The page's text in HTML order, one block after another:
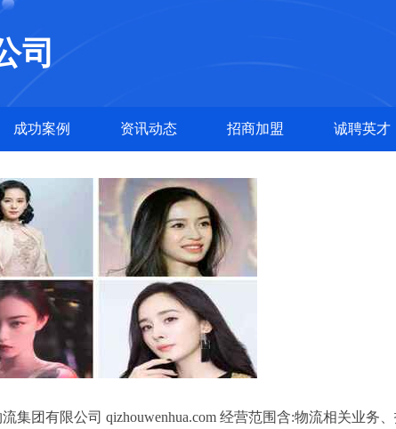
司
成功案例 资讯动态 招商加盟 诚聘英才
团有限公司 qizhouwenhua.com 经营范围含:物流相关业务